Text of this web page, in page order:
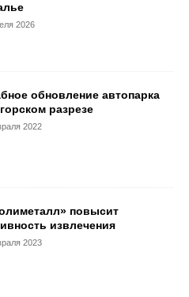
2026
обновление автопарка
разрезе
2022
повысит
извлечения
2023